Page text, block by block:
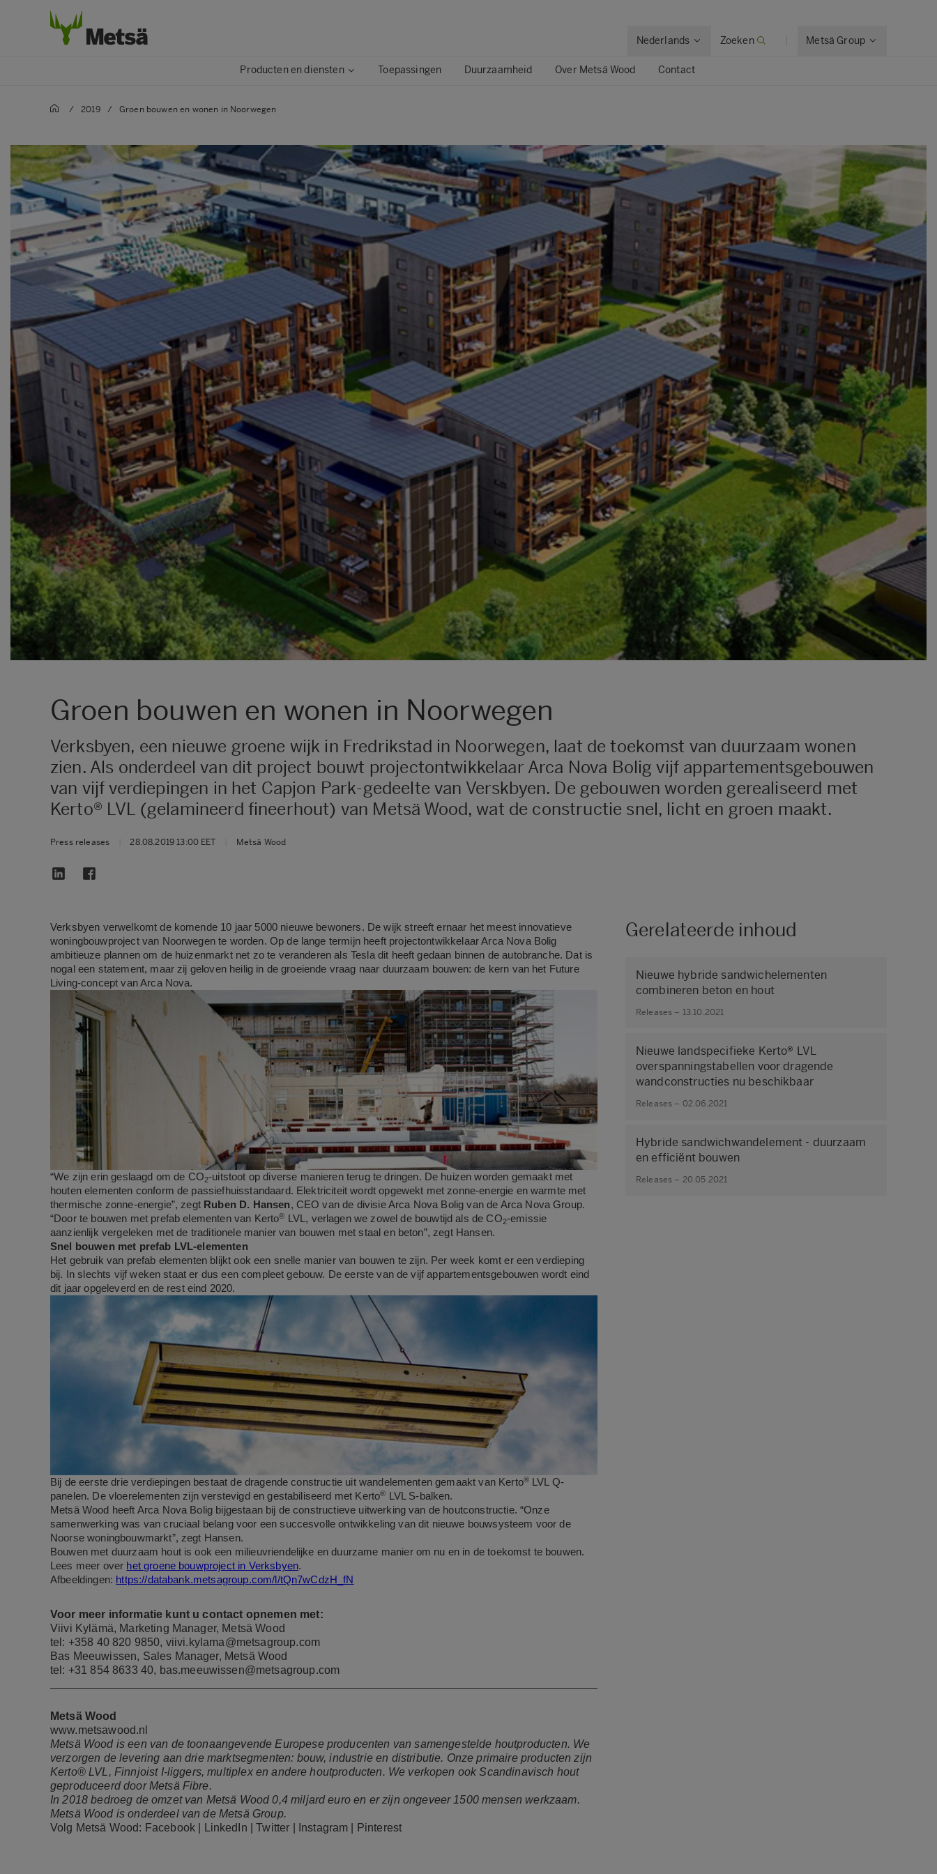
Nederlands Zoeken Metsä Group
Producten en diensten Toepassingen Duurzaamheid Over Metsä Wood Contact
/ 2019 / Groen bouwen en wonen in Noorwegen
Groen bouwen en wonen in Noorwegen
Verksbyen, een nieuwe groene wijk in Fredrikstad in Noorwegen, laat de toekomst van duurzaam wonen
zien. Als onderdeel van dit project bouwt projectontwikkelaar Arca Nova Bolig vijf appartementsgebouwen
van vijf verdiepingen in het Capjon Park-gedeelte van Verskbyen. De gebouwen worden gerealiseerd met
Kerto® LVL (gelamineerd fineerhout) van Metsä Wood, wat de constructie snel, licht en groen maakt.
Press releases 28.08.2019 13:00 EET Metsä Wood
Verksbyen verwelkomt de komende 10 jaar 5000 nieuwe bewoners. De wijk streeft ernaar het meest innovatieve
woningbouwproject van Noorwegen te worden. Op de lange termijn heeft projectontwikkelaar Arca Nova Bolig
ambitieuze plannen om de huizenmarkt net zo te veranderen als Tesla dit heeft gedaan binnen de autobranche. Dat is
nogal een statement, maar zij geloven heilig in de groeiende vraag naar duurzaam bouwen: de kern van het Future
Living-concept van Arca Nova.
“We zijn erin geslaagd om de CO2-uitstoot op diverse manieren terug te dringen. De huizen worden gemaakt met
houten elementen conform de passiefhuisstandaard. Elektriciteit wordt opgewekt met zonne-energie en warmte met
thermische zonne-energie”, zegt Ruben D. Hansen, CEO van de divisie Arca Nova Bolig van de Arca Nova Group.
“Door te bouwen met prefab elementen van Kerto® LVL, verlagen we zowel de bouwtijd als de CO2-emissie
aanzienlijk vergeleken met de traditionele manier van bouwen met staal en beton”, zegt Hansen.
Snel bouwen met prefab LVL-elementen
Het gebruik van prefab elementen blijkt ook een snelle manier van bouwen te zijn. Per week komt er een verdieping
bij. In slechts vijf weken staat er dus een compleet gebouw. De eerste van de vijf appartementsgebouwen wordt eind
dit jaar opgeleverd en de rest eind 2020.
Bij de eerste drie verdiepingen bestaat de dragende constructie uit wandelementen gemaakt van Kerto® LVL Q-
panelen. De vloerelementen zijn verstevigd en gestabiliseerd met Kerto® LVL S-balken.
Metsä Wood heeft Arca Nova Bolig bijgestaan bij de constructieve uitwerking van de houtconstructie. “Onze
samenwerking was van cruciaal belang voor een succesvolle ontwikkeling van dit nieuwe bouwsysteem voor de
Noorse woningbouwmarkt”, zegt Hansen.
Bouwen met duurzaam hout is ook een milieuvriendelijke en duurzame manier om nu en in de toekomst te bouwen.
Lees meer over het groene bouwproject in Verksbyen.
Afbeeldingen: https://databank.metsagroup.com/l/tQn7wCdzH_fN
Voor meer informatie kunt u contact opnemen met:
Viivi Kylämä, Marketing Manager, Metsä Wood
tel: +358 40 820 9850, viivi.kylama@metsagroup.com
Bas Meeuwissen, Sales Manager, Metsä Wood
tel: +31 854 8633 40, bas.meeuwissen@metsagroup.com
Metsä Wood
www.metsawood.nl
Metsä Wood is een van de toonaangevende Europese producenten van samengestelde houtproducten. We
verzorgen de levering aan drie marktsegmenten: bouw, industrie en distributie. Onze primaire producten zijn
Kerto® LVL, Finnjoist I-liggers, multiplex en andere houtproducten. We verkopen ook Scandinavisch hout
geproduceerd door Metsä Fibre.
In 2018 bedroeg de omzet van Metsä Wood 0,4 miljard euro en er zijn ongeveer 1500 mensen werkzaam.
Metsä Wood is onderdeel van de Metsä Group.
Volg Metsä Wood: Facebook LinkedIn |Twitter Instagram Pinterest
Gerelateerde inhoud
Nieuwe hybride sandwichelementen
combineren beton en hout
Releases – 13.10.2021
Nieuwe landspecifieke Kerto® LVL
overspanningstabellen voor dragende
wandconstructies nu beschikbaar
Releases – 02.06.2021
Hybride sandwichwandelement - duurzaam
en efficiënt bouwen
Releases – 20.05.2021